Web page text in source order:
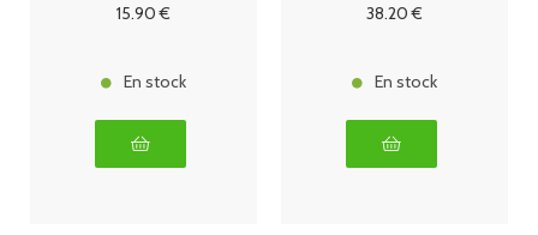
15.90 €
En stock
38.20 €
En stock